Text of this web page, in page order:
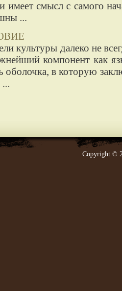
имеет смысл с самого
...
культуры далеко не
компонент как
в которую
Copyright ©